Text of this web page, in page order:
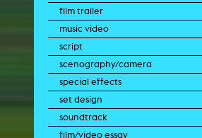
film trailer
music video
script
scenography/camera
special effects
set design
soundtrack
film/video essay